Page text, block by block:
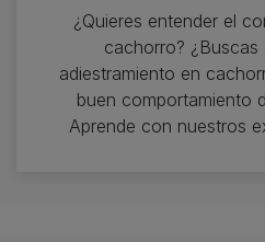
¿Quieres entender el
cachorro?
adiestramiento en
buen comportamiento
Aprende con nuestros